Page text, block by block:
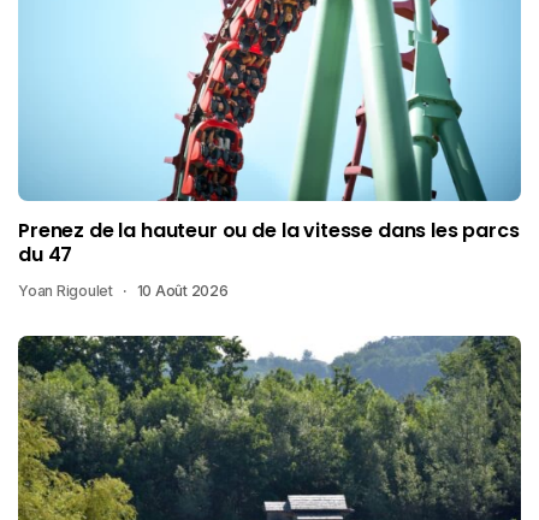
Prenez de la hauteur ou de la vitesse dans les parcs
du 47
Yoan Rigoulet 10 Août 2026